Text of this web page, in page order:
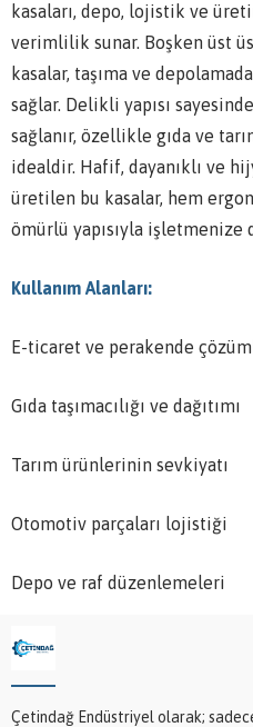
kasaları, depo, lojistik ve
verimlilik sunar. Boşken üst
kasalar, taşıma ve
sağlar. Delikli yapısı
sağlanır, özellikle gıda ve
idealdir. Hafif, dayanıklı ve
üretilen bu kasalar, hem
ömürlü yapısıyla işletmenize
Kullanım Alanları:
E-ticaret ve perakende
Gıda taşımacılığı ve dağıtımı
Tarım ürünlerinin sevkiyatı
Otomotiv parçaları lojistiği
Depo ve raf düzenlemeleri
Çetindağ Endüstriyel olarak;